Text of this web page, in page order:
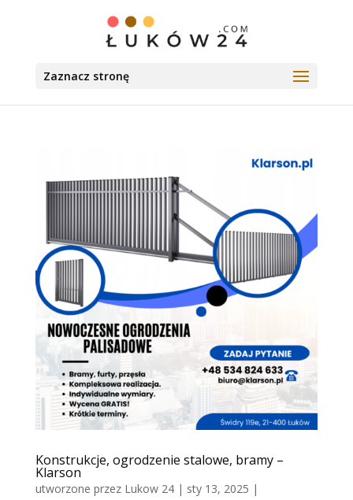
Zaznacz stronę
Konstrukcje, ogrodzenie stalowe, bramy –
Klarson
utworzone przez Lukow 24| sty 13, 2025 |